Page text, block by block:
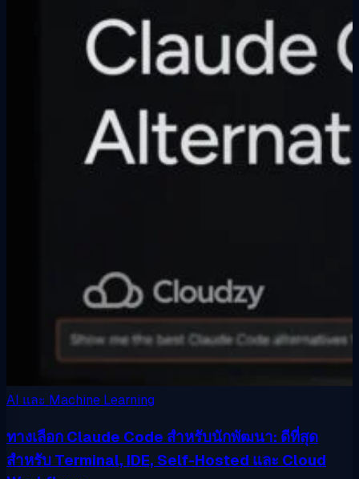
AI และ Machine Learning
ทางเลือก Claude Code สำหรับนักพัฒนา: ดีที่สุด
สำหรับ Terminal, IDE, Self-Hosted และ Cloud